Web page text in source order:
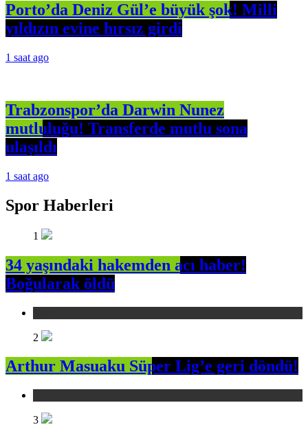
Porto’da Deniz Gül’e büyük şok! Milli
yıldızın evine hırsız girdi
1 saat ago
Trabzonspor’da Darwin Nunez
mutluluğu! Transferde mutlu sona
ulaşıldı
1 saat ago
Spor Haberleri
1
34 yaşındaki hakemden acı haber!
Boğularak öldü
2
Arthur Masuaku Süper Lig’e geri döndü!
3